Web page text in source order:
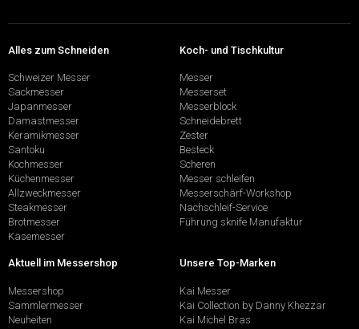
Alles zum Schneiden
Schweizer Messer
Sackmesser
Japanmesser
Damastmesser
Keramikmesser
Santoku
Kochmesser
Küchenmesser
Allzweckmesser
Steakmesser
Brotmesser
Käsemesser
Koch- und Tischkultur
Messer
Messerset
Messerblock
Schneidebrett
Zester
Besteck
Scheren
Messer schleifen
Messerschärf-Workshop
Nachschleif-Service
Führung sknife Manufaktur
Aktuell im Messershop
Messershop
Sammlermesser
Neuheiten
Unsere Top-Marken
Kai Messer
Kai Collection by Danny Khezzar
Kai Michel Bras